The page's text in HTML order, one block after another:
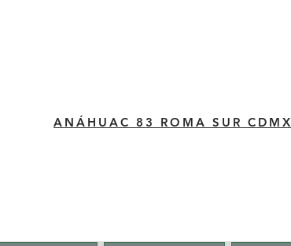
​ANÁHUAC 83 ROMA SUR CDMX